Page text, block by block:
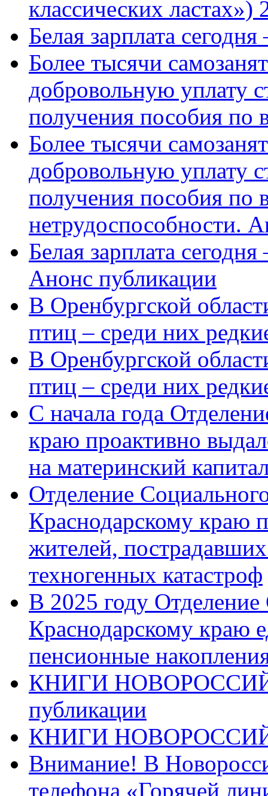
классических ластах»)
Белая зарплата
Более тысячи
добровольную уплату
получения пособия по
Более тысячи
добровольную уплату
получения пособия по
нетрудоспособности.
Белая зарплата
Анонс публикации
В Оренбургской
птиц – среди них
В Оренбургской
птиц – среди них
С начала года
краю проактивно
на материнский
Отделение
Краснодарскому краю
жителей,
техногенных катастроф
В 2025 году
Краснодарскому краю
пенсионные
КНИГИ
публикации
КНИГИ
Внимание! В
телефона «Горячей